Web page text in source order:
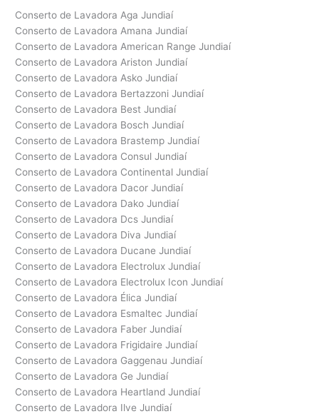
Conserto de Lavadora Aga Jundiaí
Conserto de Lavadora Amana Jundiaí
Conserto de Lavadora American Range Jundiaí
Conserto de Lavadora Ariston Jundiaí
Conserto de Lavadora Asko Jundiaí
Conserto de Lavadora Bertazzoni Jundiaí
Conserto de Lavadora Best Jundiaí
Conserto de Lavadora Bosch Jundiaí
Conserto de Lavadora Brastemp Jundiaí
Conserto de Lavadora Consul Jundiaí
Conserto de Lavadora Continental Jundiaí
Conserto de Lavadora Dacor Jundiaí
Conserto de Lavadora Dako Jundiaí
Conserto de Lavadora Dcs Jundiaí
Conserto de Lavadora Diva Jundiaí
Conserto de Lavadora Ducane Jundiaí
Conserto de Lavadora Electrolux Jundiaí
Conserto de Lavadora Electrolux Icon Jundiaí
Conserto de Lavadora Élica Jundiaí
Conserto de Lavadora Esmaltec Jundiaí
Conserto de Lavadora Faber Jundiaí
Conserto de Lavadora Frigidaire Jundiaí
Conserto de Lavadora Gaggenau Jundiaí
Conserto de Lavadora Ge Jundiaí
Conserto de Lavadora Heartland Jundiaí
Conserto de Lavadora Ilve Jundiaí